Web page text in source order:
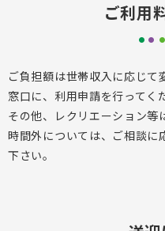
ご利用
ご負担額は世帯収入に応じ
窓口に、利用申請を行ってく
その他、レクリエーション等
時間外については、ご相談に
下さい。